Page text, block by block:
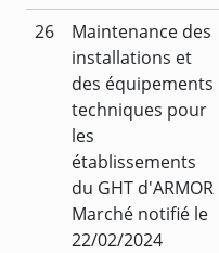
26
Maintenance des
installations et
des équipements
techniques pour
les
établissements
du GHT d'ARMOR
Marché notifié le
22/02/2024